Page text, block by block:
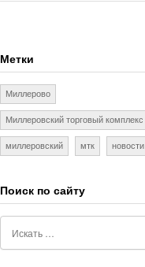
Метки
Миллерово
Миллеровский торговый комплекс
миллеровский мтк новости
Поиск по сайту